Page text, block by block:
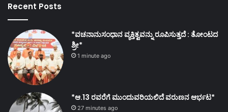
Recent Posts
*ವಚನಾನುಸಂಧಾನ ವ್ಯಕ್ತಿತ್ವವನ್ನು ರೂಪಿಸುತ್ತದೆ : ತೋಂಟದ
ಶ್ರೀ*
1 minute ago
*ಆ.13 ರವರೆಗೆ ಮುಂದುವರಿಯಲಿದೆ ವರುಣನ ಆರ್ಭಟ*
27 minutes ago